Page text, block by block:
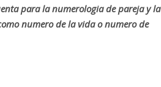
para la numerologia de pareja y la
numero de la vida o numero de